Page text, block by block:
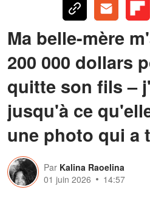
Ma belle-mère
200 000 dollars
quitte son fils –
jusqu'à ce
une photo qui a
Par Kalina Raoelina
01 juin 2026
14:57